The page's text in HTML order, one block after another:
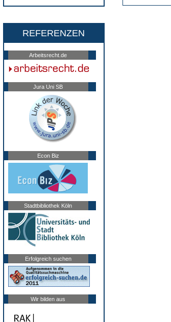
REFERENZEN
Arbeitsrecht.de
Jura Uni SB
Econ Biz
Stadtbibliothek Köln
Erfolgreich suchen
Wir bilden aus